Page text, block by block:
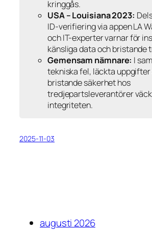
kringgås.
USA – Louisiana 2023:
ID-verifiering via appen LA
och IT-experter varnar för
känsliga data och bristande
Gemensam nämnare: I
tekniska fel, läckta
bristande säkerhet hos
tredjepartsleverantörer
integriteten.
2025-11-03
augusti 2026